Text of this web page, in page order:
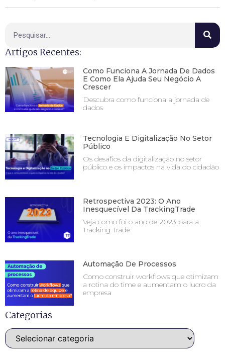
Artigos Recentes:
Como Funciona A Jornada De Dados
E Como Ela Ajuda Seu Negócio A
Crescer
Descubra como funciona a jornada de
dados
Tecnologia E Digitalização No Setor
Público
Os desafios da digitalização no setor
público e os impactos na vida do cidadão
Retrospectiva 2023: O Ano
Inesquecível Da TrackingTrade
Veja como foi o ano de 2023 para a
Tracking Trade
Automação De Processos
Como construir workflows que otimizam
a rotina do time e aumentam o lucro da
empresa
Categorias